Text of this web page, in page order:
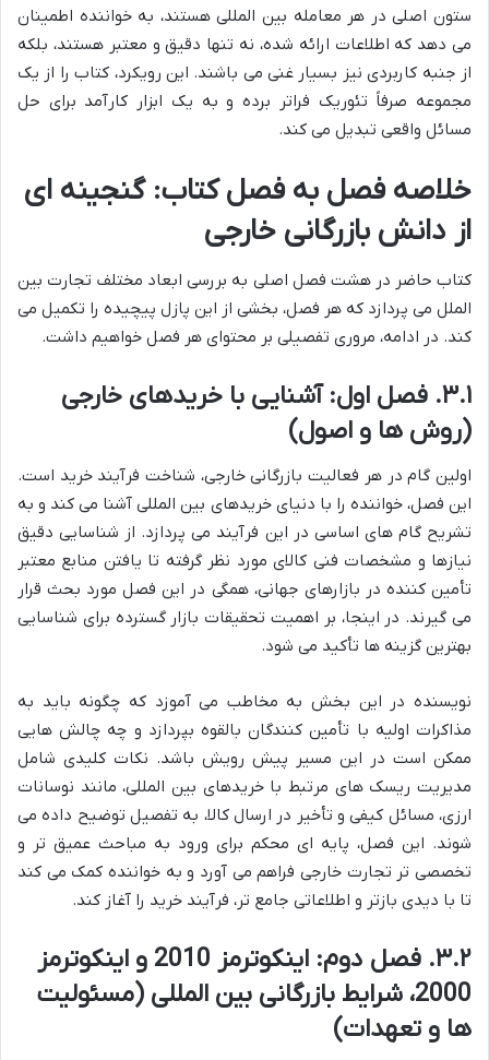
ستون اصلی در هر معامله بین المللی هستند، به خواننده اطمینان
می دهد که اطلاعات ارائه شده، نه تنها دقیق و معتبر هستند، بلکه
از جنبه کاربردی نیز بسیار غنی می باشند. این رویکرد، کتاب را از یک
مجموعه صرفاً تئوریک فراتر برده و به یک ابزار کارآمد برای حل
مسائل واقعی تبدیل می کند.
خلاصه فصل به فصل کتاب: گنجینه ای
از دانش بازرگانی خارجی
کتاب حاضر در هشت فصل اصلی به بررسی ابعاد مختلف تجارت بین
الملل می پردازد که هر فصل، بخشی از این پازل پیچیده را تکمیل می
کند. در ادامه، مروری تفصیلی بر محتوای هر فصل خواهیم داشت.
۳.۱. فصل اول: آشنایی با خریدهای خارجی
(روش ها و اصول)
اولین گام در هر فعالیت بازرگانی خارجی، شناخت فرآیند خرید است.
این فصل، خواننده را با دنیای خریدهای بین المللی آشنا می کند و به
تشریح گام های اساسی در این فرآیند می پردازد. از شناسایی دقیق
نیازها و مشخصات فنی کالای مورد نظر گرفته تا یافتن منابع معتبر
تأمین کننده در بازارهای جهانی، همگی در این فصل مورد بحث قرار
می گیرند. در اینجا، بر اهمیت تحقیقات بازار گسترده برای شناسایی
بهترین گزینه ها تأکید می شود.
نویسنده در این بخش به مخاطب می آموزد که چگونه باید به
مذاکرات اولیه با تأمین کنندگان بالقوه بپردازد و چه چالش هایی
ممکن است در این مسیر پیش رویش باشد. نکات کلیدی شامل
مدیریت ریسک های مرتبط با خریدهای بین المللی، مانند نوسانات
ارزی، مسائل کیفی و تأخیر در ارسال کالا، به تفصیل توضیح داده می
شوند. این فصل، پایه ای محکم برای ورود به مباحث عمیق تر و
تخصصی تر تجارت خارجی فراهم می آورد و به خواننده کمک می کند
تا با دیدی بازتر و اطلاعاتی جامع تر، فرآیند خرید را آغاز کند.
۳.۲. فصل دوم: اینکوترمز 2010 و اینکوترمز
2000، شرایط بازرگانی بین المللی (مسئولیت
ها و تعهدات)